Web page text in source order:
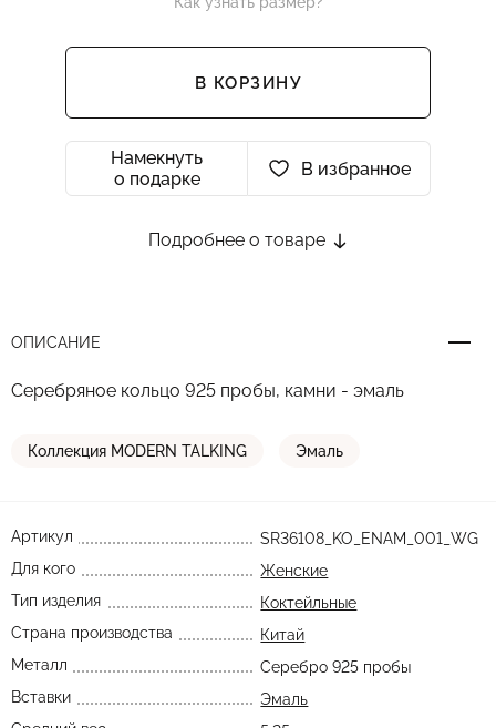
В КОРЗИНУ
Намекнуть
о подарке
В избранное
Подробнее о товаре
ОПИСАНИЕ
Серебряное кольцо 925 пробы, камни - эмаль
Коллекция MODERN TALKING Эмаль
Артикул
SR36108_KO_ENAM_001_WG
Для кого
Женские
Тип изделия
Коктейльные
Страна производства
Китай
Металл
Серебро 925 пробы
Вставки
Эмаль